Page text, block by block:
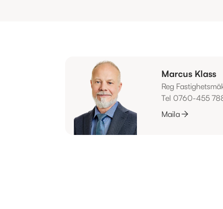
Marcus Klass
Reg
Tel 0760-455
Maila